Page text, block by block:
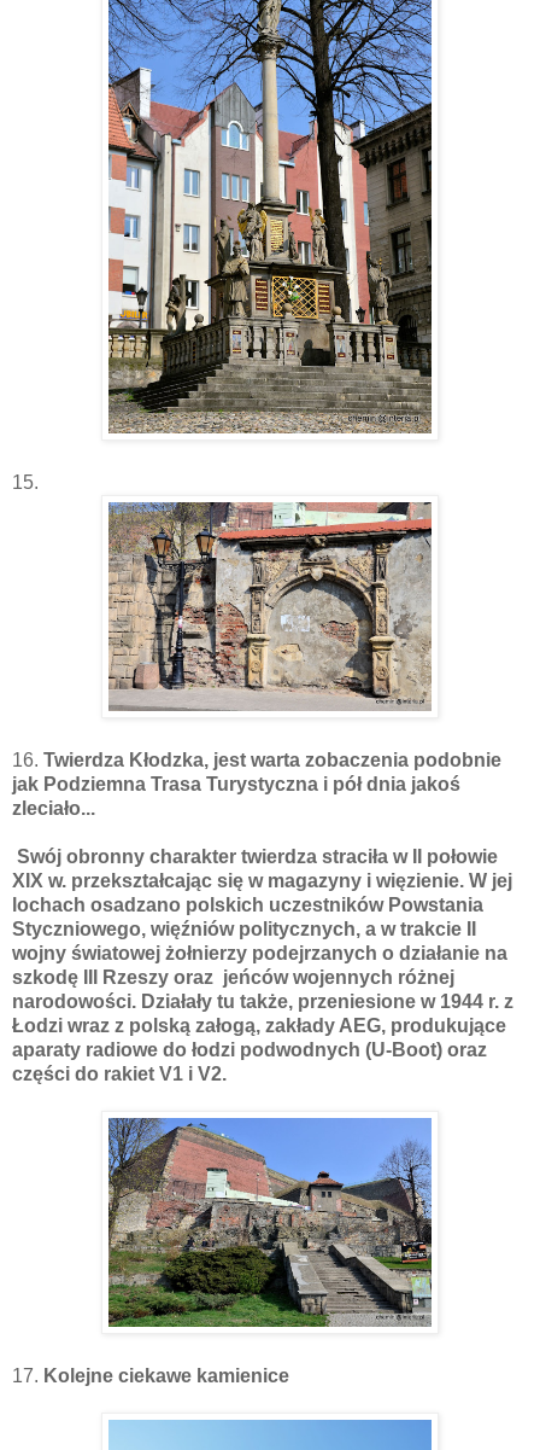
15.
16. Twierdza Kłodzka, jest warta zobaczenia podobnie
jak Podziemna Trasa Turystyczna i pół dnia jakoś
zleciało...
Swój obronny charakter twierdza straciła w II połowie
XIX w. przekształcając się w magazyny i więzienie. W jej
lochach osadzano polskich uczestników Powstania
Styczniowego, więźniów politycznych, a w trakcie II
wojny światowej żołnierzy podejrzanych o działanie na
szkodę III Rzeszy oraz jeńców wojennych różnej
narodowości. Działały tu także, przeniesione w 1944 r. z
Łodzi wraz z polską załogą, zakłady AEG, produkujące
aparaty radiowe do łodzi podwodnych (U-Boot) oraz
części do rakiet V1 i V2.
17. Kolejne ciekawe kamienice